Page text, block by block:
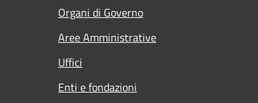
Organi di Governo
Aree Amministrative
Uffici
Enti e fondazioni